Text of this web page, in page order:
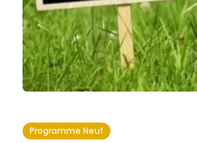
Programme Neuf